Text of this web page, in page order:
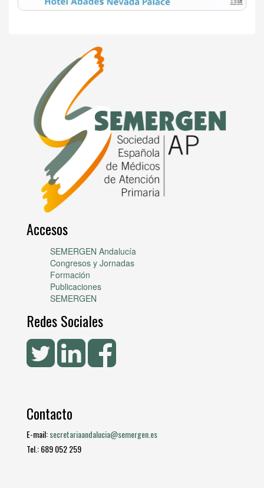
Accesos
SEMERGEN Andalucía
Congresos y Jornadas
Formación
Publicaciones
SEMERGEN
Redes Sociales
Contacto
E-mail:secretariaandalucia@semergen.es
Tel.: 689 052 259